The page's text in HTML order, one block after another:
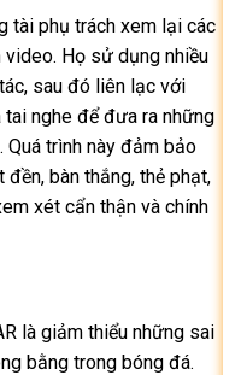
tài phụ trách xem lại các
video. Họ sử dụng nhiều
sau đó liên lạc với
nghe để đưa ra những
Quá trình này đảm bảo
bàn thắng, thẻ phạt,
xét cẩn thận và chính
là giảm thiểu những sai
bằng trong bóng đá.